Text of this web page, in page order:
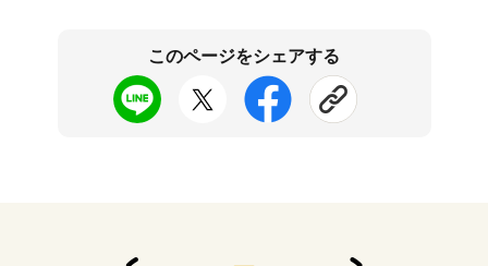
このページをシェアする